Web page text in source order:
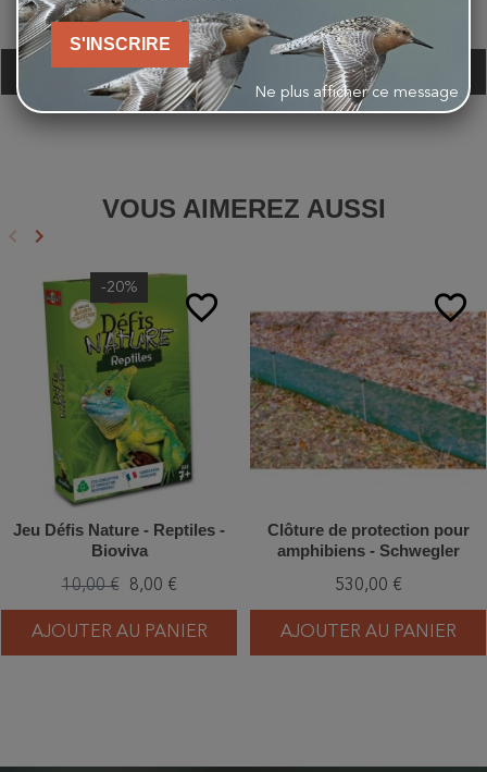
12,30 €
VOIR
12,30 €
VOIR
VOUS AIMEREZ AUSSI
Précédent
keyboard_arrow_left Suivant
keyboard_arrow_right
favorite_border
-20%
Jeu Défis Nature - Reptiles -
Bioviva
10,00 € 8,00 €
AJOUTER AU PANIER
favorite_border
Clôture de protection pour
amphibiens - Schwegler
530,00 €
AJOUTER AU PANIER
S'INSCRIRE
Ne plus afficher ce message